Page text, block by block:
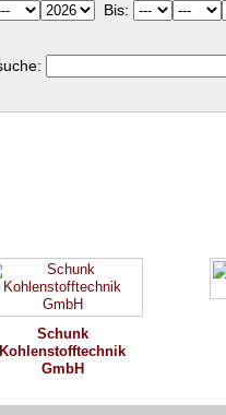
Bis:
Schunk
Kohlenstofftechnik
GmbH